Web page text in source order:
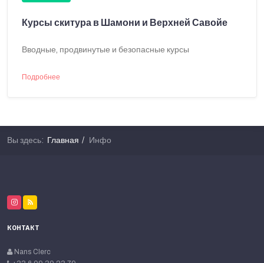
Курсы скитура в Шамони и Верхней Савойе
Вводные, продвинутые и безопасные курсы
Подробнее
Вы здесь: Главная Инфо
КОНТАКТ
Nans Clerc